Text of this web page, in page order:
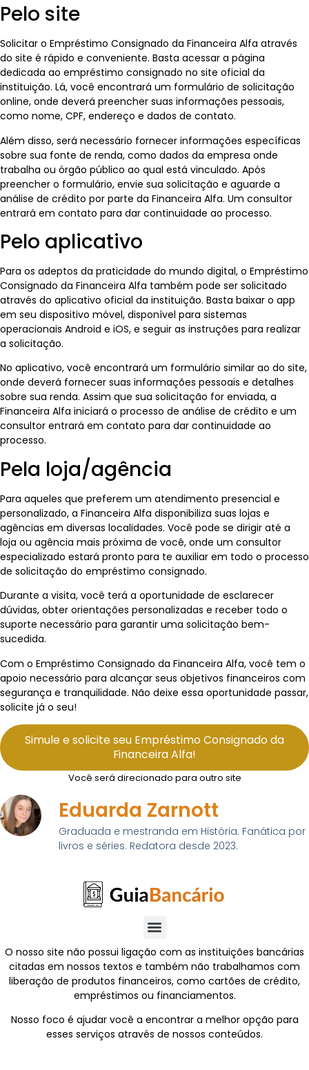
Pelo site
Solicitar o Empréstimo Consignado da Financeira Alfa através
do site é rápido e conveniente. Basta acessar a página
dedicada ao empréstimo consignado no site oficial da
instituição. Lá, você encontrará um formulário de solicitação
online, onde deverá preencher suas informações pessoais,
como nome, CPF, endereço e dados de contato.
Além disso, será necessário fornecer informações específicas
sobre sua fonte de renda, como dados da empresa onde
trabalha ou órgão público ao qual está vinculado. Após
preencher o formulário, envie sua solicitação e aguarde a
análise de crédito por parte da Financeira Alfa. Um consultor
entrará em contato para dar continuidade ao processo.
Pelo aplicativo
Para os adeptos da praticidade do mundo digital, o Empréstimo
Consignado da Financeira Alfa também pode ser solicitado
através do aplicativo oficial da instituição. Basta baixar o app
em seu dispositivo móvel, disponível para sistemas
operacionais Android e iOS, e seguir as instruções para realizar
a solicitação.
No aplicativo, você encontrará um formulário similar ao do site,
onde deverá fornecer suas informações pessoais e detalhes
sobre sua renda. Assim que sua solicitação for enviada, a
Financeira Alfa iniciará o processo de análise de crédito e um
consultor entrará em contato para dar continuidade ao
processo.
Pela loja/agência
Para aqueles que preferem um atendimento presencial e
personalizado, a Financeira Alfa disponibiliza suas lojas e
agências em diversas localidades. Você pode se dirigir até a
loja ou agência mais próxima de você, onde um consultor
especializado estará pronto para te auxiliar em todo o processo
de solicitação do empréstimo consignado.
Durante a visita, você terá a oportunidade de esclarecer
dúvidas, obter orientações personalizadas e receber todo o
suporte necessário para garantir uma solicitação bem-
sucedida.
Com o Empréstimo Consignado da Financeira Alfa, você tem o
apoio necessário para alcançar seus objetivos financeiros com
segurança e tranquilidade. Não deixe essa oportunidade passar,
solicite já o seu!
Simule e solicite seu Empréstimo Consignado da
Financeira Alfa!
Você será direcionado para outro site
Eduarda Zarnott
Graduada e mestranda em História. Fanática por
livros e séries. Redatora desde 2023.
O nosso site não possui ligação com as instituições bancárias
citadas em nossos textos e também não trabalhamos com
liberação de produtos financeiros, como cartões de crédito,
empréstimos ou financiamentos.
Nosso foco é ajudar você a encontrar a melhor opção para
esses serviços através de nossos conteúdos.